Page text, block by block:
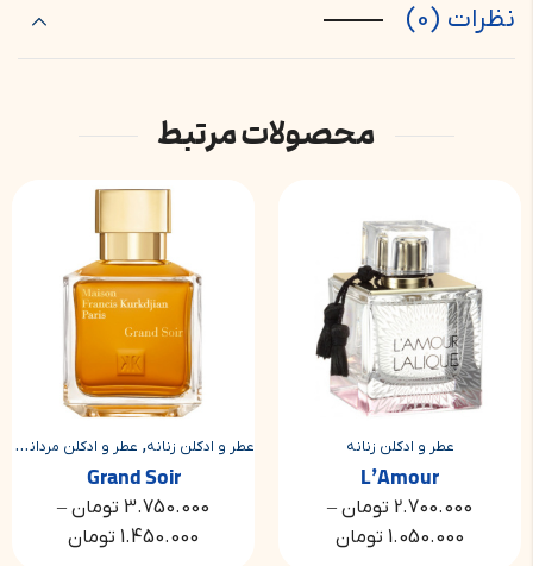
نظرات (0)
محصولات مرتبط
عطر و ادکلن زنانه
L’Amour
2.700.000 تومان –
1.050.000 تومان
عطر و ادکلن زنانه, عطر و ادکلن مردانه ,
Grand Soir
3.750.000 تومان –
1.450.000 تومان